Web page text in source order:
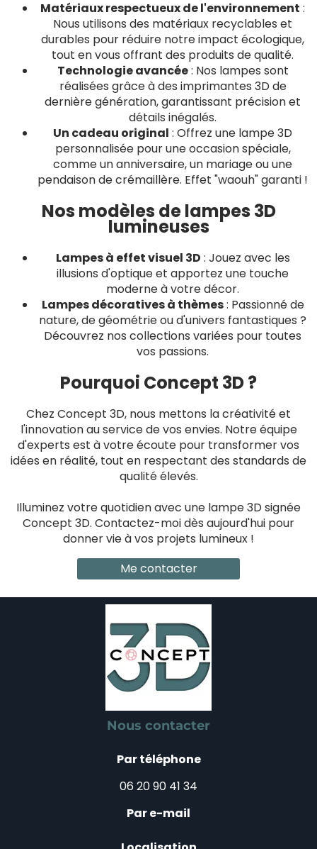
Matériaux respectueux de l'environnement :
Nous utilisons des matériaux recyclables et
durables pour réduire notre impact écologique,
tout en vous offrant des produits de qualité.
Technologie avancée: Nos lampes sont
réalisées grâce à des imprimantes 3D de
dernière génération, garantissant précision et
détails inégalés.
Un cadeau original : Offrez une lampe 3D
personnalisée pour une occasion spéciale,
comme un anniversaire, un mariage ou une
pendaison de crémaillère. Effet "waouh" garanti !
Nos modèles de lampes 3D
lumineuses
Lampes à effet visuel 3D : Jouez avec les
illusions d'optique et apportez une touche
moderne à votre décor.
Lampes décoratives à thèmes: Passionné de
nature, de géométrie ou d'univers fantastiques ?
Découvrez nos collections variées pour toutes
vos passions.
Pourquoi Concept 3D ?
Chez Concept 3D, nous mettons la créativité et
l'innovation au service de vos envies. Notre équipe
d'experts est à votre écoute pour transformer vos
idées en réalité, tout en respectant des standards de
qualité élevés.
Illuminez votre quotidien avec une lampe 3D signée
Concept 3D. Contactez-moi dès aujourd'hui pour
donner vie à vos projets lumineux !
Me contacter
Nous contacter
Par téléphone
06 20 90 41 34
Par e-mail